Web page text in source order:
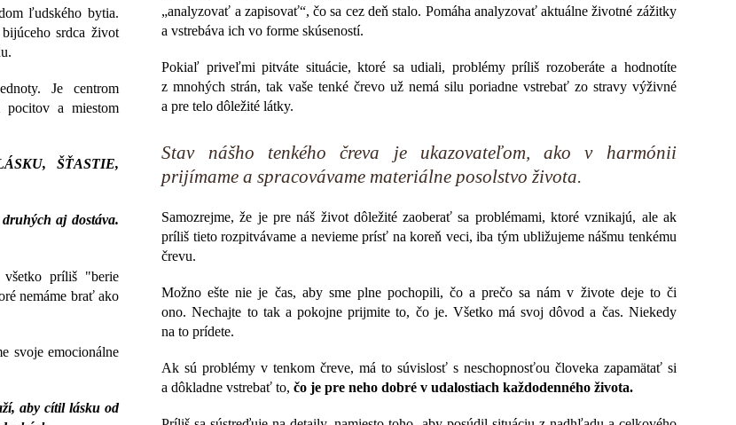
ľudského bytia.
srdca život
Je centrom
pocitov a miestom
ŠŤASTIE,
aj dostáva.
príliš "berie
nemáme brať ako
svoje emocionálne
aby cítil lásku od
„analyzovať a zapisovať“, čo sa cez deň stalo. Pomáha analyzovať aktuálne životné zážitky
a vstrebáva ich vo forme skúseností.
Pokiaľ priveľmi pitváte situácie, ktoré sa udiali, problémy príliš rozoberáte a hodnotíte
z mnohých strán, tak vaše tenké črevo už nemá silu poriadne vstrebať zo stravy výživné
a pre telo dôležité látky.
Stav nášho tenkého čreva je ukazovateľom, ako v harmónii
prijímame a spracovávame materiálne posolstvo života.
Samozrejme, že je pre náš život dôležité zaoberať sa problémami, ktoré vznikajú, ale ak
príliš tieto rozpitvávame a nevieme prísť na koreň veci, iba tým ubližujeme nášmu tenkému
črevu.
Možno ešte nie je čas, aby sme plne pochopili, čo a prečo sa nám v živote deje to či
ono. Nechajte to tak a pokojne prijmite to, čo je. Všetko má svoj dôvod a čas. Niekedy
na to prídete.
Ak sú problémy v tenkom čreve, má to súvislosť s neschopnosťou človeka zapamätať si
a dôkladne vstrebať to,čo je pre neho dobré v udalostiach každodenného života.